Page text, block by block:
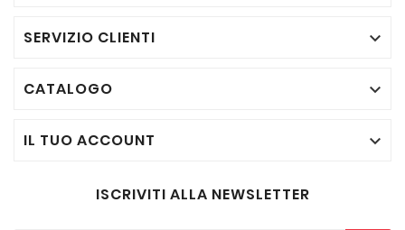
SERVIZIO CLIENTI 
CATALOGO 
IL TUO ACCOUNT 
ISCRIVITI ALLA NEWSLETTER